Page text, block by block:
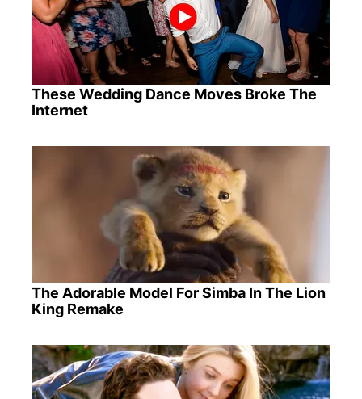
These Wedding Dance Moves Broke The
Internet
The Adorable Model For Simba In The Lion
King Remake